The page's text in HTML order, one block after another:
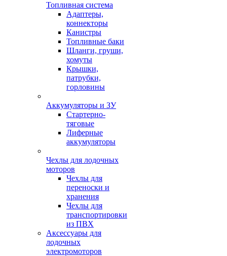
Топливная система
Адаптеры,
коннекторы
Канистры
Топливные баки
Шланги, груши,
хомуты
Крышки,
патрубки,
горловины
Аккумуляторы и ЗУ
Стартерно-
тяговые
Лиферные
аккумуляторы
Чехлы для лодочных
моторов
Чехлы для
переноски и
хранения
Чехлы для
транспортировки
из ПВХ
Аксессуары для
лодочных
электромоторов